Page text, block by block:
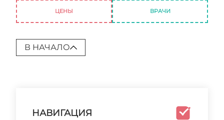
ЦЕНЫ ВРАЧИ
В НАЧАЛО
НАВИГАЦИЯ